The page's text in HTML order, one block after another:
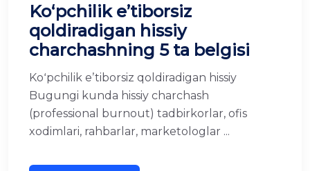
Koʻpchilik eʼtiborsiz
qoldiradigan hissiy
charchashning 5 ta belgisi
Koʻpchilik eʼtiborsiz qoldiradigan hissiy
Bugungi kunda hissiy charchash
(professional burnout) tadbirkorlar, ofis
xodimlari, rahbarlar, marketologlar ...